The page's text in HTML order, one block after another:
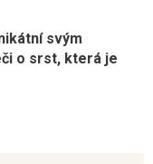
svým
o srst, která je